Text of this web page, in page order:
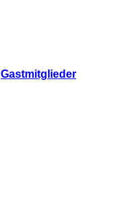
Gastmitglieder